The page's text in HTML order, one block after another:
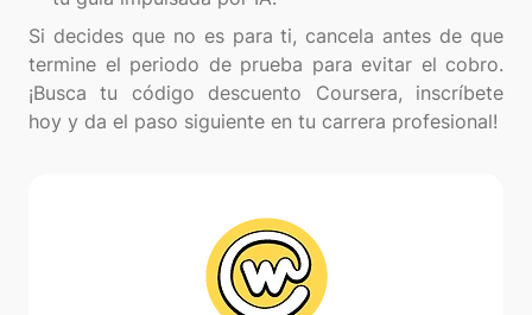
Si decides que no es para ti, cancela antes de que
termine el periodo de prueba para evitar el cobro.
¡Busca tu código descuento Coursera, inscríbete